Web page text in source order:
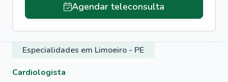
Agendar teleconsulta
Especialidades em Limoeiro - PE
Cardiologista